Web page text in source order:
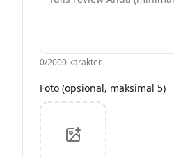
0/2000 karakter
Foto (opsional, maksimal 5)